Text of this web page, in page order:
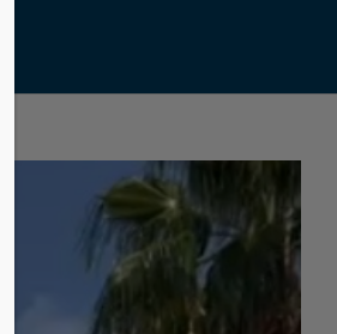
Larger
Image